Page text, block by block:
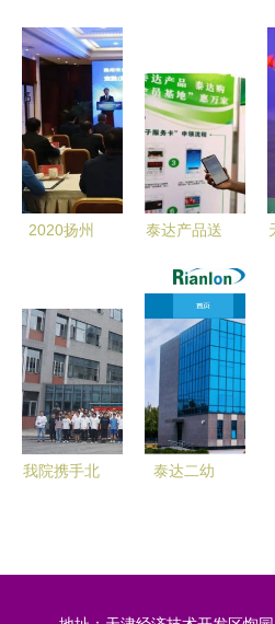
携手开
展“巧手包
青团，传承
清明情”民
俗体验活动
幼联袂开展
线上展示活
动
2020扬州
地供应大增
67%，多轮
土拍大战将
如何重塑房
价格局？
泰达产品送
畅享普惠服
务——泰达
二幼展现园
区关怀新举
措
我院携手北
泰达二幼